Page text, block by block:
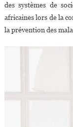
des systèmes de
africaines lors de la
la prévention des